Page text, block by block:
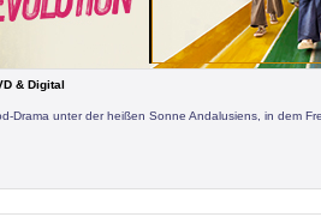
& Digital
Drama unter der heißen Sonne Andalusiens, in dem